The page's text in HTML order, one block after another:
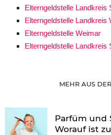
Elterngeldstelle Landkreis
Elterngeldstelle Landkreis
Elterngeldstelle Weimar
Elterngeldstelle Landkreis
MEHR AUS
Parfüm und
Worauf ist